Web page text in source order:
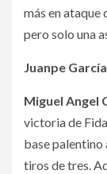
más en ataque
pero solo una
Juanpe García
Miguel Angel
victoria de
base palentino
tiros de tres.